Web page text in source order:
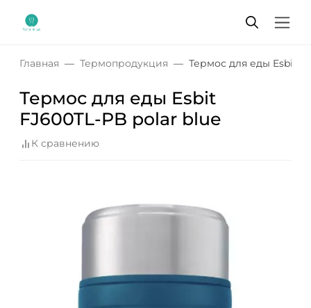
Главная Термопродукция Термос для еды Esbit
Термос для еды Esbit
FJ600TL-PB polar blue
К сравнению